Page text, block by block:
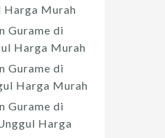
Harga Murah
Gurame di
Harga Murah
Gurame di
Harga Murah
Gurame di
Harga